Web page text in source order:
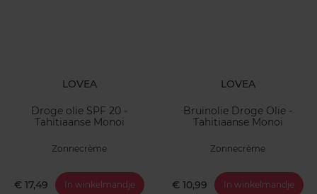
LOVEA
Droge olie SPF 20 -
Tahitiaanse Monoi
Zonnecrème
€ 17,49 In winkelmandje
LOVEA
Bruinolie Droge Olie -
Tahitiaanse Monoi
Zonnecrème
€ 10,99 In winkelmandje